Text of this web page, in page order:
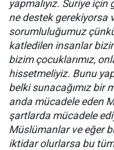
yapmalıyız. Suriye
ne destek gerekiyorsa
sorumluluğumuz
katledilen insanlar
bizim çocuklarımız,
hissetmeliyiz. Bunu
belki sunacağımız bir
anda mücadele eden
şartlarda mücadele
Müslümanlar ve eğer
iktidar olurlarsa bu